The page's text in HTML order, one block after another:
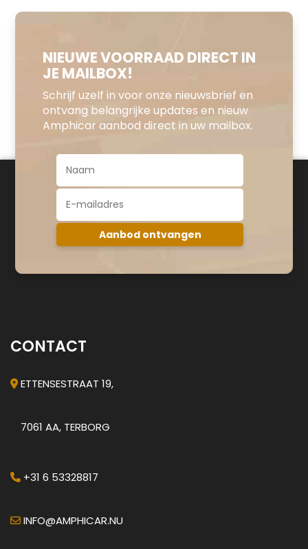
NIEUWE VOORRAAD DIRECT IN
JE MAILBOX!
Schrijf uzelf in voor onze nieuwsbrief en
ontvang belangrijke updates en nieuw
Amphicar aanbod direct in uw mailbox.
CONTACT
ETTENSESTRAAT 19,
7061 AA, TERBORG
+31 6 53328817
INFO@AMPHICAR.NU